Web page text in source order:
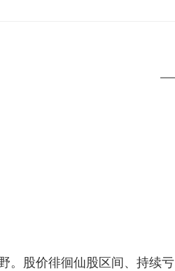
。股价徘徊仙股区间、持续亏